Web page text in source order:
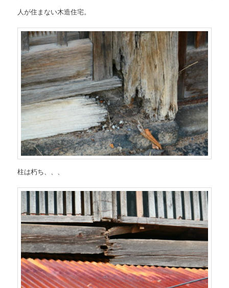
人が住まない木造住宅。
柱は朽ち、、、